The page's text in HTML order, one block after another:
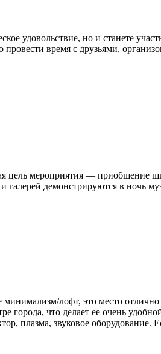
удовольствие, но и станете
время с друзьями,
цель мероприятия — приобщение
демонстрируются в ночь
лофт, это место
что делает ее очень
плазма, звуковое оборудование.